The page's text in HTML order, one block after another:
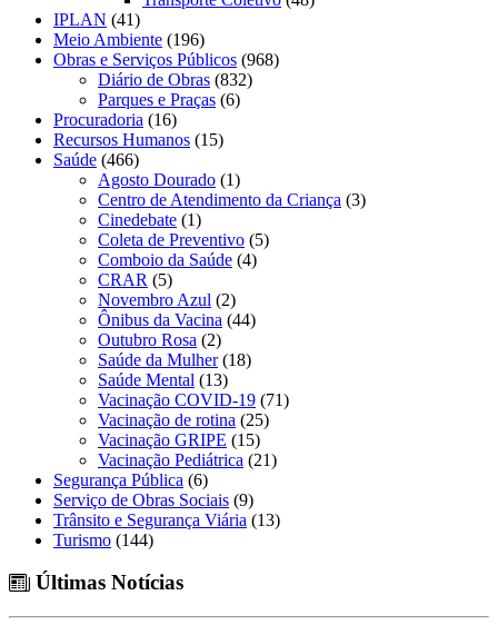
IPLAN (41)
Meio Ambiente (196)
Obras e Serviços Públicos (968)
Diário de Obras (832)
Parques e Praças (6)
Procuradoria (16)
Recursos Humanos (15)
Saúde (466)
Agosto Dourado (1)
Centro de Atendimento da Criança (3)
Cinedebate (1)
Coleta de Preventivo (5)
Comboio da Saúde (4)
CRAR (5)
Novembro Azul (2)
Ônibus da Vacina (44)
Outubro Rosa (2)
Saúde da Mulher(18)
Saúde Mental (13)
Vacinação COVID-19 (71)
Vacinação de rotina (25)
Vacinação GRIPE (15)
Vacinação Pediátrica (21)
Segurança Pública (6)
Serviço de Obras Sociais (9)
Trânsito e Segurança Viária (13)
Turismo (144)
Últimas Notícias